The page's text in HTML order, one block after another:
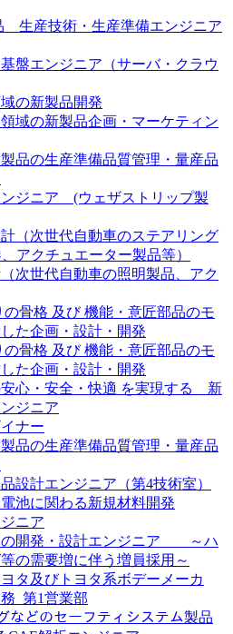
生産技術・生産準備エンジニア
盤エンジニア（サーバ・クラウ
の新製品開発
域の新製品企画・マーケティン
品の生産準備品質管理・量産品
ジニア (ウェザストリップ製
（次世代自動車のステアリング
アクチュエーター製品等）
次世代自動車の照明製品、アク
の骨格 及び 機能・意匠部品のモ
た企画・設計・開発
の骨格 及び 機能・意匠部品のモ
た企画・設計・開発
心・安全・快適 を実現する 新
ジニア
ナー
品の生産準備品質管理・量産品
設計エンジニア（第4技術室）
池に関わる新規材料開発
ニア
の開発・設計エンジニア ～ハ
の需要増に伴う増員採用～
タ及びトヨタ系ボデーメーカ
_第1営業部
などのセーフティシステム製品